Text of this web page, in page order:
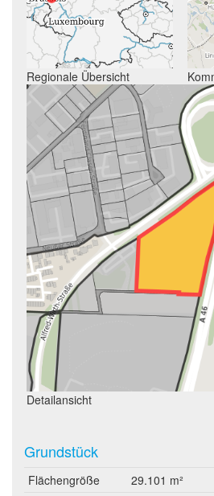
Regionale Übersicht
Detailansicht
Grundstück
Flächengröße
29.101 m²